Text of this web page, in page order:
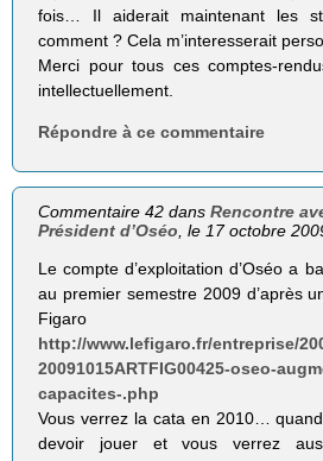
fois… Il aiderait maintenant les
comment ? Cela m’interesserait
Merci pour tous ces comptes-
intellectuellement.
Répondre à ce commentaire
Commentaire 42 dansRencontre
Président d’Oséo , le 17 octobre
Le compte d’exploitation d’Oséo a
au premier semestre 2009 d’après
Figaro
http://www.lefigaro.fr/entreprise/
20091015ARTFIG00425-oseo-
capacites-.php
Vous verrez la cata en 2010…
devoir jouer et vous verrez